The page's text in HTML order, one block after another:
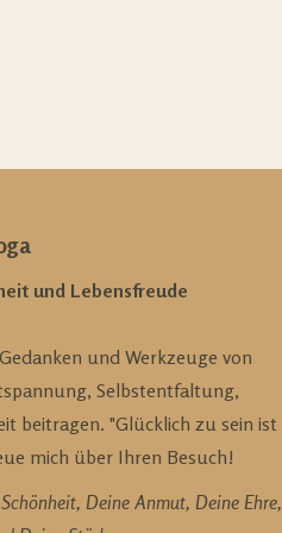
und Lebensfreude
und Werkzeuge von
Selbstentfaltung,
beitragen. "Glücklich zu sein ist
mich über Ihren Besuch!
Deine Anmut, Deine Ehre,